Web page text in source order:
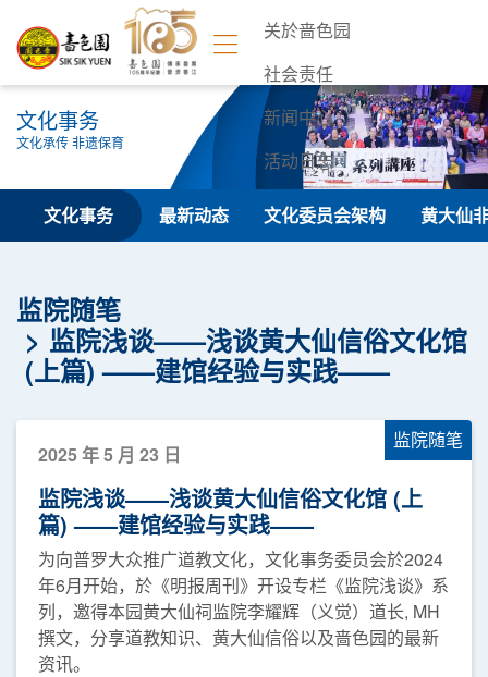
关於啬色园
社会责任
新闻中心
活动日志
联络我们
文化事务
文化承传 非遗保育
文化事务 最新动态 文化委员会架构 黄大仙
监院随笔
监院浅谈——浅谈黄大仙信俗文化馆
(上篇) ——建馆经验与实践——
监院随笔
2025 年 5 月 23 日
监院浅谈——浅谈黄大仙信俗文化馆 (上
篇) ——建馆经验与实践——
为向普罗大众推广道教文化，文化事务委员会於2024
年6月开始，於《明报周刊》开设专栏《监院浅谈》系
列，邀得本园黄大仙祠监院李耀辉（义觉）道长, MH
撰文，分享道教知识、黄大仙信俗以及啬色园的最新
资讯。